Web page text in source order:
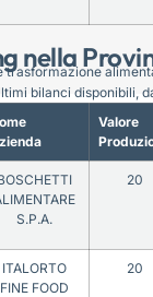
nella
Valore
S.P.A.
20
ITALORTO
FINE FOOD
20
trasformazione
bilanci disponibili,